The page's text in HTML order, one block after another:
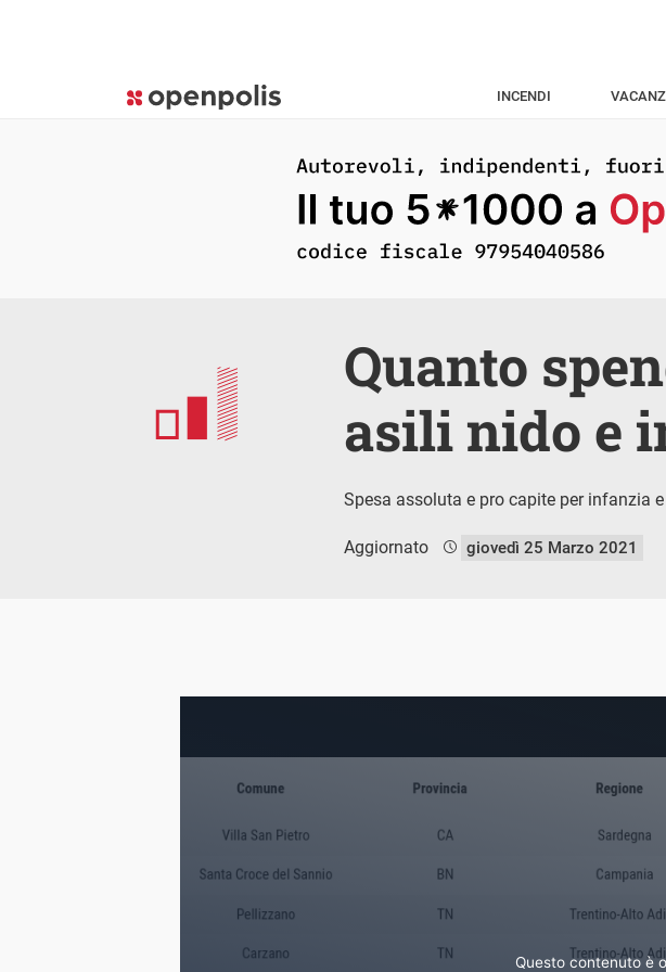
INCENDI
Quanto
asili nido e
Spesa assoluta e pro capite per infanzia
Aggiornato giovedì 25 Marzo 2021
Questo contenuto è